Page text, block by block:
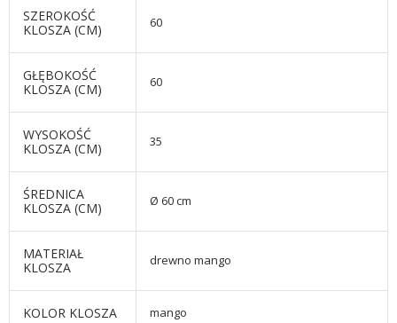
SZEROKOŚĆ
KLOSZA (CM)
60
GŁĘBOKOŚĆ
KLOSZA (CM)
60
WYSOKOŚĆ
KLOSZA (CM)
35
ŚREDNICA
KLOSZA (CM)
Ø 60 cm
MATERIAŁ
KLOSZA
drewno mango
KOLOR KLOSZA mango